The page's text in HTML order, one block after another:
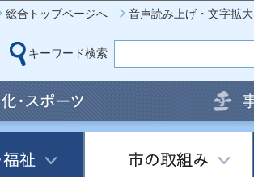
本文へ移動
総合トップページへ 音声読み上げ・文字拡大
キーワード検索